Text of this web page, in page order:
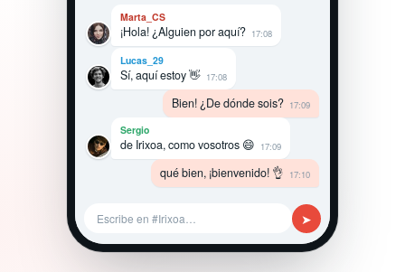
Marta_CS
¡Hola! ¿Alguien por aquí? 17:08
Lucas_29
Sí, aquí estoy 👋 17:08
Bien! ¿De dónde sois? 17:09
Sergio
de Irixoa, como vosotros 😄 17:09
qué bien, ¡bienvenido! 👌 17:10
Escribe en #Irixoa… ➤